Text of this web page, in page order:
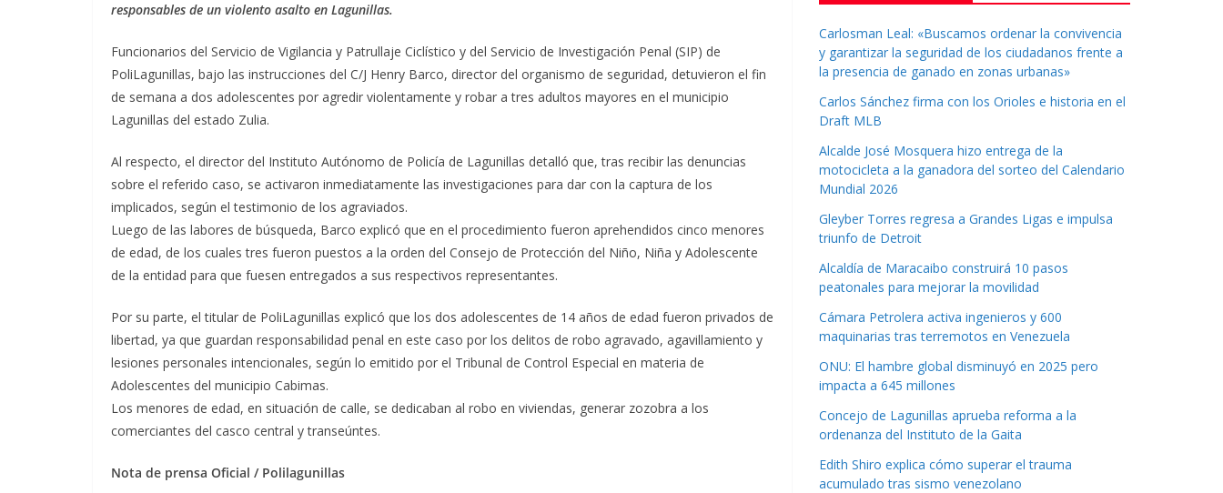
responsables de un violento asalto en Lagunillas.
Funcionarios del Servicio de Vigilancia y Patrullaje Ciclístico y del Servicio de Investigación Penal (SIP) de
PoliLagunillas, bajo las instrucciones del C/J Henry Barco, director del organismo de seguridad, detuvieron el fin
de semana a dos adolescentes por agredir violentamente y robar a tres adultos mayores en el municipio
Lagunillas del estado Zulia.
Al respecto, el director del Instituto Autónomo de Policía de Lagunillas detalló que, tras recibir las denuncias
sobre el referido caso, se activaron inmediatamente las investigaciones para dar con la captura de los
implicados, según el testimonio de los agraviados.
Luego de las labores de búsqueda, Barco explicó que en el procedimiento fueron aprehendidos cinco menores
de edad, de los cuales tres fueron puestos a la orden del Consejo de Protección del Niño, Niña y Adolescente
de la entidad para que fuesen entregados a sus respectivos representantes.
Por su parte, el titular de PoliLagunillas explicó que los dos adolescentes de 14 años de edad fueron privados de
libertad, ya que guardan responsabilidad penal en este caso por los delitos de robo agravado, agavillamiento y
lesiones personales intencionales, según lo emitido por el Tribunal de Control Especial en materia de
Adolescentes del municipio Cabimas.
Los menores de edad, en situación de calle, se dedicaban al robo en viviendas, generar zozobra a los
comerciantes del casco central y transeúntes.
Nota de prensa Oficial / Polilagunillas
Carlosman Leal: «Buscamos ordenar la convivencia
y garantizar la seguridad de los ciudadanos frente a
la presencia de ganado en zonas urbanas»
Carlos Sánchez firma con los Orioles e historia en el
Draft MLB
Alcalde José Mosquera hizo entrega de la
motocicleta a la ganadora del sorteo del Calendario
Mundial 2026
Gleyber Torres regresa a Grandes Ligas e impulsa
triunfo de Detroit
Alcaldía de Maracaibo construirá 10 pasos
peatonales para mejorar la movilidad
Cámara Petrolera activa ingenieros y 600
maquinarias tras terremotos en Venezuela
ONU: El hambre global disminuyó en 2025 pero
impacta a 645 millones
Concejo de Lagunillas aprueba reforma a la
ordenanza del Instituto de la Gaita
Edith Shiro explica cómo superar el trauma
acumulado tras sismo venezolano